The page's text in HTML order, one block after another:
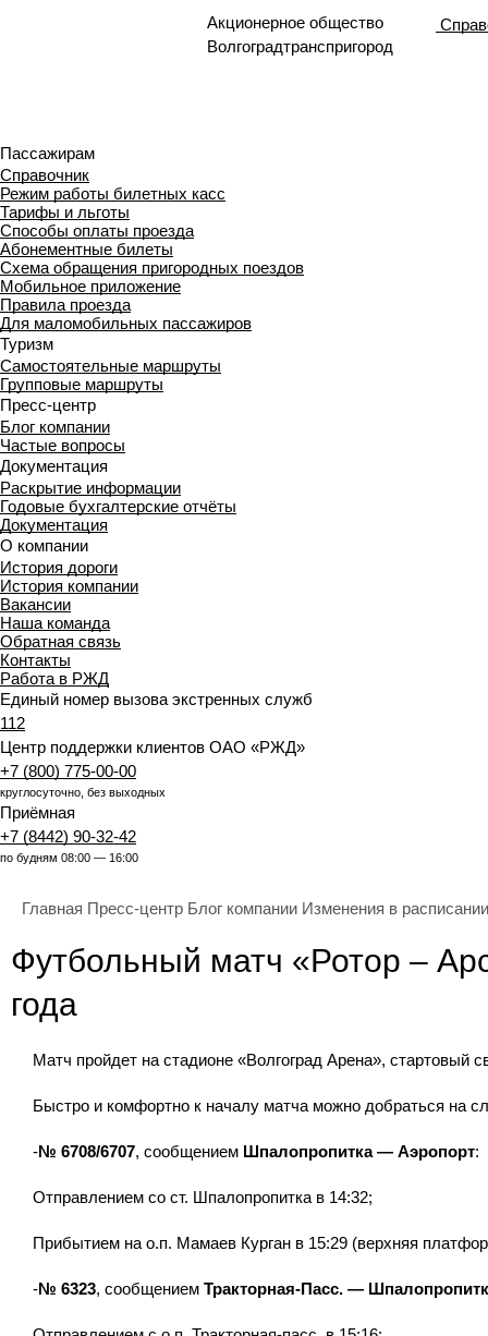
Акционерное общество
Волгоградтранспригород
Пассажирам
Справочник
Режим работы билетных касс
Тарифы и льготы
Способы оплаты проезда
Абонементные билеты
Схема обращения пригородных поездов
Мобильное приложение
Правила проезда
Для маломобильных пассажиров
Туризм
Самостоятельные маршруты
Групповые маршруты
Пресс-центр
Блог компании
Частые вопросы
Документация
Раскрытие информации
Годовые бухгалтерские отчёты
Документация
О компании
История дороги
История компании
Вакансии
Наша команда
Обратная связь
Контакты
Работа в РЖД
Единый номер вызова экстренных служб
112
Центр поддержки клиентов ОАО «РЖД»
+7 (800) 775-00-00
круглосуточно, без выходных
Приёмная
+7 (8442) 90-32-42
по будням 08:00 — 16:00
Главная Пресс-центр Блог компании Изменения в расписании
Футбольный матч «Ротор –
года
Матч пройдет на стадионе «Волгоград Арена», стартовый
Быстро и комфортно к началу матча можно добраться на
-№ 6708/6707, сообщением Шпалопропитка — Аэропорт:
Отправлением со ст. Шпалопропитка в 14:32;
Прибытием на о.п. Мамаев Курган в 15:29 (верхняя
-№ 6323, сообщением Тракторная-Пасс. —